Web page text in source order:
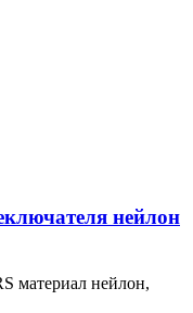
нейлон
материал нейлон,